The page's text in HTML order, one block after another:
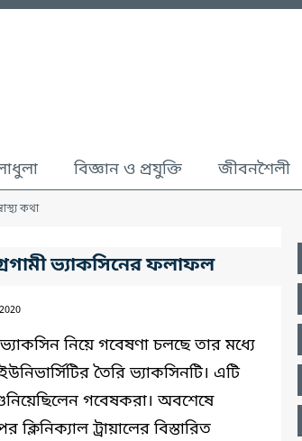
বিজ্ঞান ও প্রযুক্তি জীবনশৈলী
কথা
ভ্যাকসিনের ফলাফল
নিয়ে গবেষণা চলছে তার মধ্যে
তৈরি ভ্যাকসিনটি। এটি
গবেষকরা। অবশেষে
ট্রায়ালের বিস্তারিত